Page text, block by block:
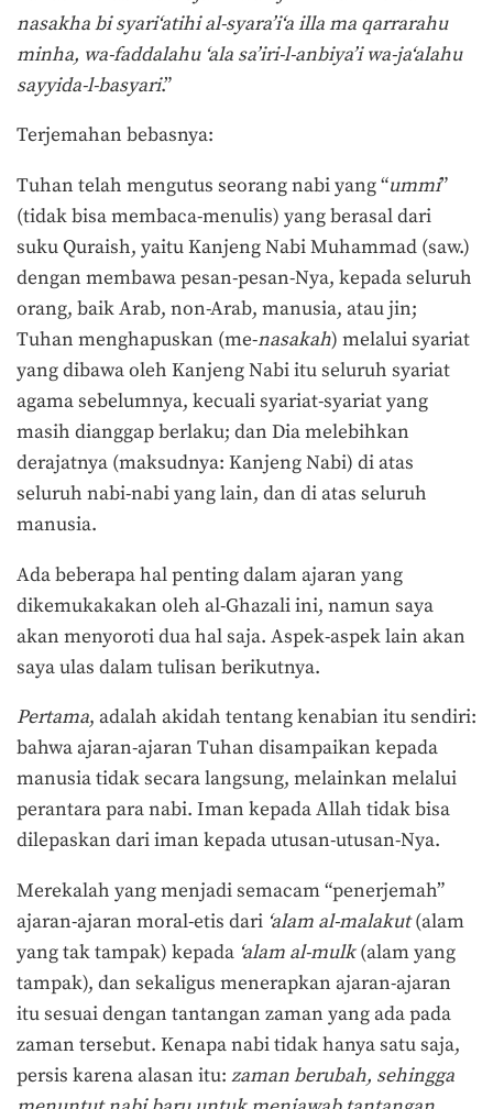
nasakha bi syari‘atihi al-syara’i‘a illa ma qarrarahu
minha, wa-faddalahu ‘ala sa’iri-l-anbiya’i wa-ja‘alahu
sayyida-l-basyari.”
Terjemahan bebasnya:
Tuhan telah mengutus seorang nabi yang “ummi”
(tidak bisa membaca-menulis) yang berasal dari
suku Quraish, yaitu Kanjeng Nabi Muhammad (saw.)
dengan membawa pesan-pesan-Nya, kepada seluruh
orang, baik Arab, non-Arab, manusia, atau jin;
Tuhan menghapuskan (me-nasakah) melalui syariat
yang dibawa oleh Kanjeng Nabi itu seluruh syariat
agama sebelumnya, kecuali syariat-syariat yang
masih dianggap berlaku; dan Dia melebihkan
derajatnya (maksudnya: Kanjeng Nabi) di atas
seluruh nabi-nabi yang lain, dan di atas seluruh
manusia.
Ada beberapa hal penting dalam ajaran yang
dikemukakakan oleh al-Ghazali ini, namun saya
akan menyoroti dua hal saja. Aspek-aspek lain akan
saya ulas dalam tulisan berikutnya.
Pertama, adalah akidah tentang kenabian itu sendiri:
bahwa ajaran-ajaran Tuhan disampaikan kepada
manusia tidak secara langsung, melainkan melalui
perantara para nabi. Iman kepada Allah tidak bisa
dilepaskan dari iman kepada utusan-utusan-Nya.
Merekalah yang menjadi semacam “penerjemah”
ajaran-ajaran moral-etis dari ‘alam al-malakut(alam
yang tak tampak) kepada ‘alam al-mulk(alam yang
tampak), dan sekaligus menerapkan ajaran-ajaran
itu sesuai dengan tantangan zaman yang ada pada
zaman tersebut. Kenapa nabi tidak hanya satu saja,
persis karena alasan itu: zaman berubah, sehingga